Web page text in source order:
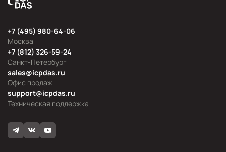
Москва
+7 (495) 980-64-06
Офис продаж
sales@icpdas.ru
Санкт-Петербург
+7 (812) 326-59-24
Техническая поддержка
support@icpdas.ru